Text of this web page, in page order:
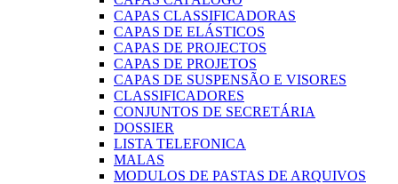
CAPAS CLASSIFICADORAS
CAPAS DE ELÁSTICOS
CAPAS DE PROJECTOS
CAPAS DE PROJETOS
CAPAS DE SUSPENSÃO E VISORES
CLASSIFICADORES
CONJUNTOS DE SECRETÁRIA
DOSSIER
LISTA TELEFONICA
MALAS
MODULOS DE PASTAS DE ARQUIVOS